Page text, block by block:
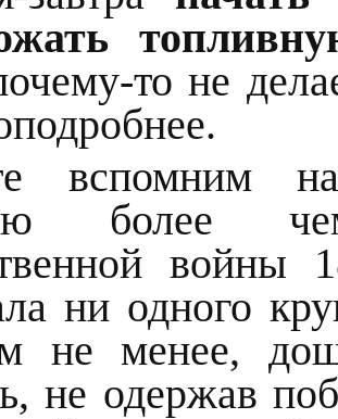
то не
вспомним
более
войны
ни одного
не менее,
не одержав